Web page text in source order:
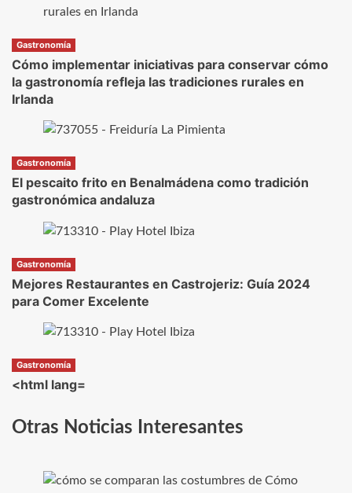
Gastronomía
Cómo implementar iniciativas para conservar cómo
la gastronomía refleja las tradiciones rurales en
Irlanda
Gastronomía
El pescaito frito en Benalmádena como tradición
gastronómica andaluza
Gastronomía
Mejores Restaurantes en Castrojeriz: Guía 2024
para Comer Excelente
Gastronomía
<html lang=
Otras Noticias Interesantes